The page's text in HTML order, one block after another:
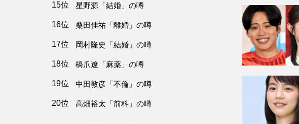
15位 星野源「結婚」の噂
16位 桑田佳祐「離婚」の噂
17位 岡村隆史「結婚」の噂
18位 橋爪遼「麻薬」の噂
19位 中田敦彦「不倫」の噂
20位 高畑裕太「前科」の噂